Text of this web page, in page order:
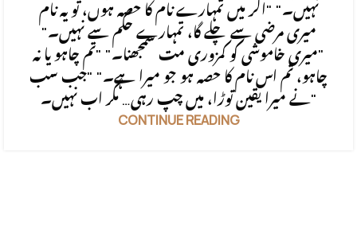
نہیں۔" "اگر میں تمہارے نام کا حصہ ہوں، تو یہ نام
میری مرضی سے چلے گا، تمہارے حکم سے نہیں۔"
"میری خاموشی کو کمزوری مت سمجھنا۔" "تم چاہو یا نہ
چاہو، تم اس نام کا حصہ ہو جو میرا ہے۔" "جب سب
نے میرا یقین توڑا، میں چپ رہی… مگر اب نہیں۔"
CONTINUE READING